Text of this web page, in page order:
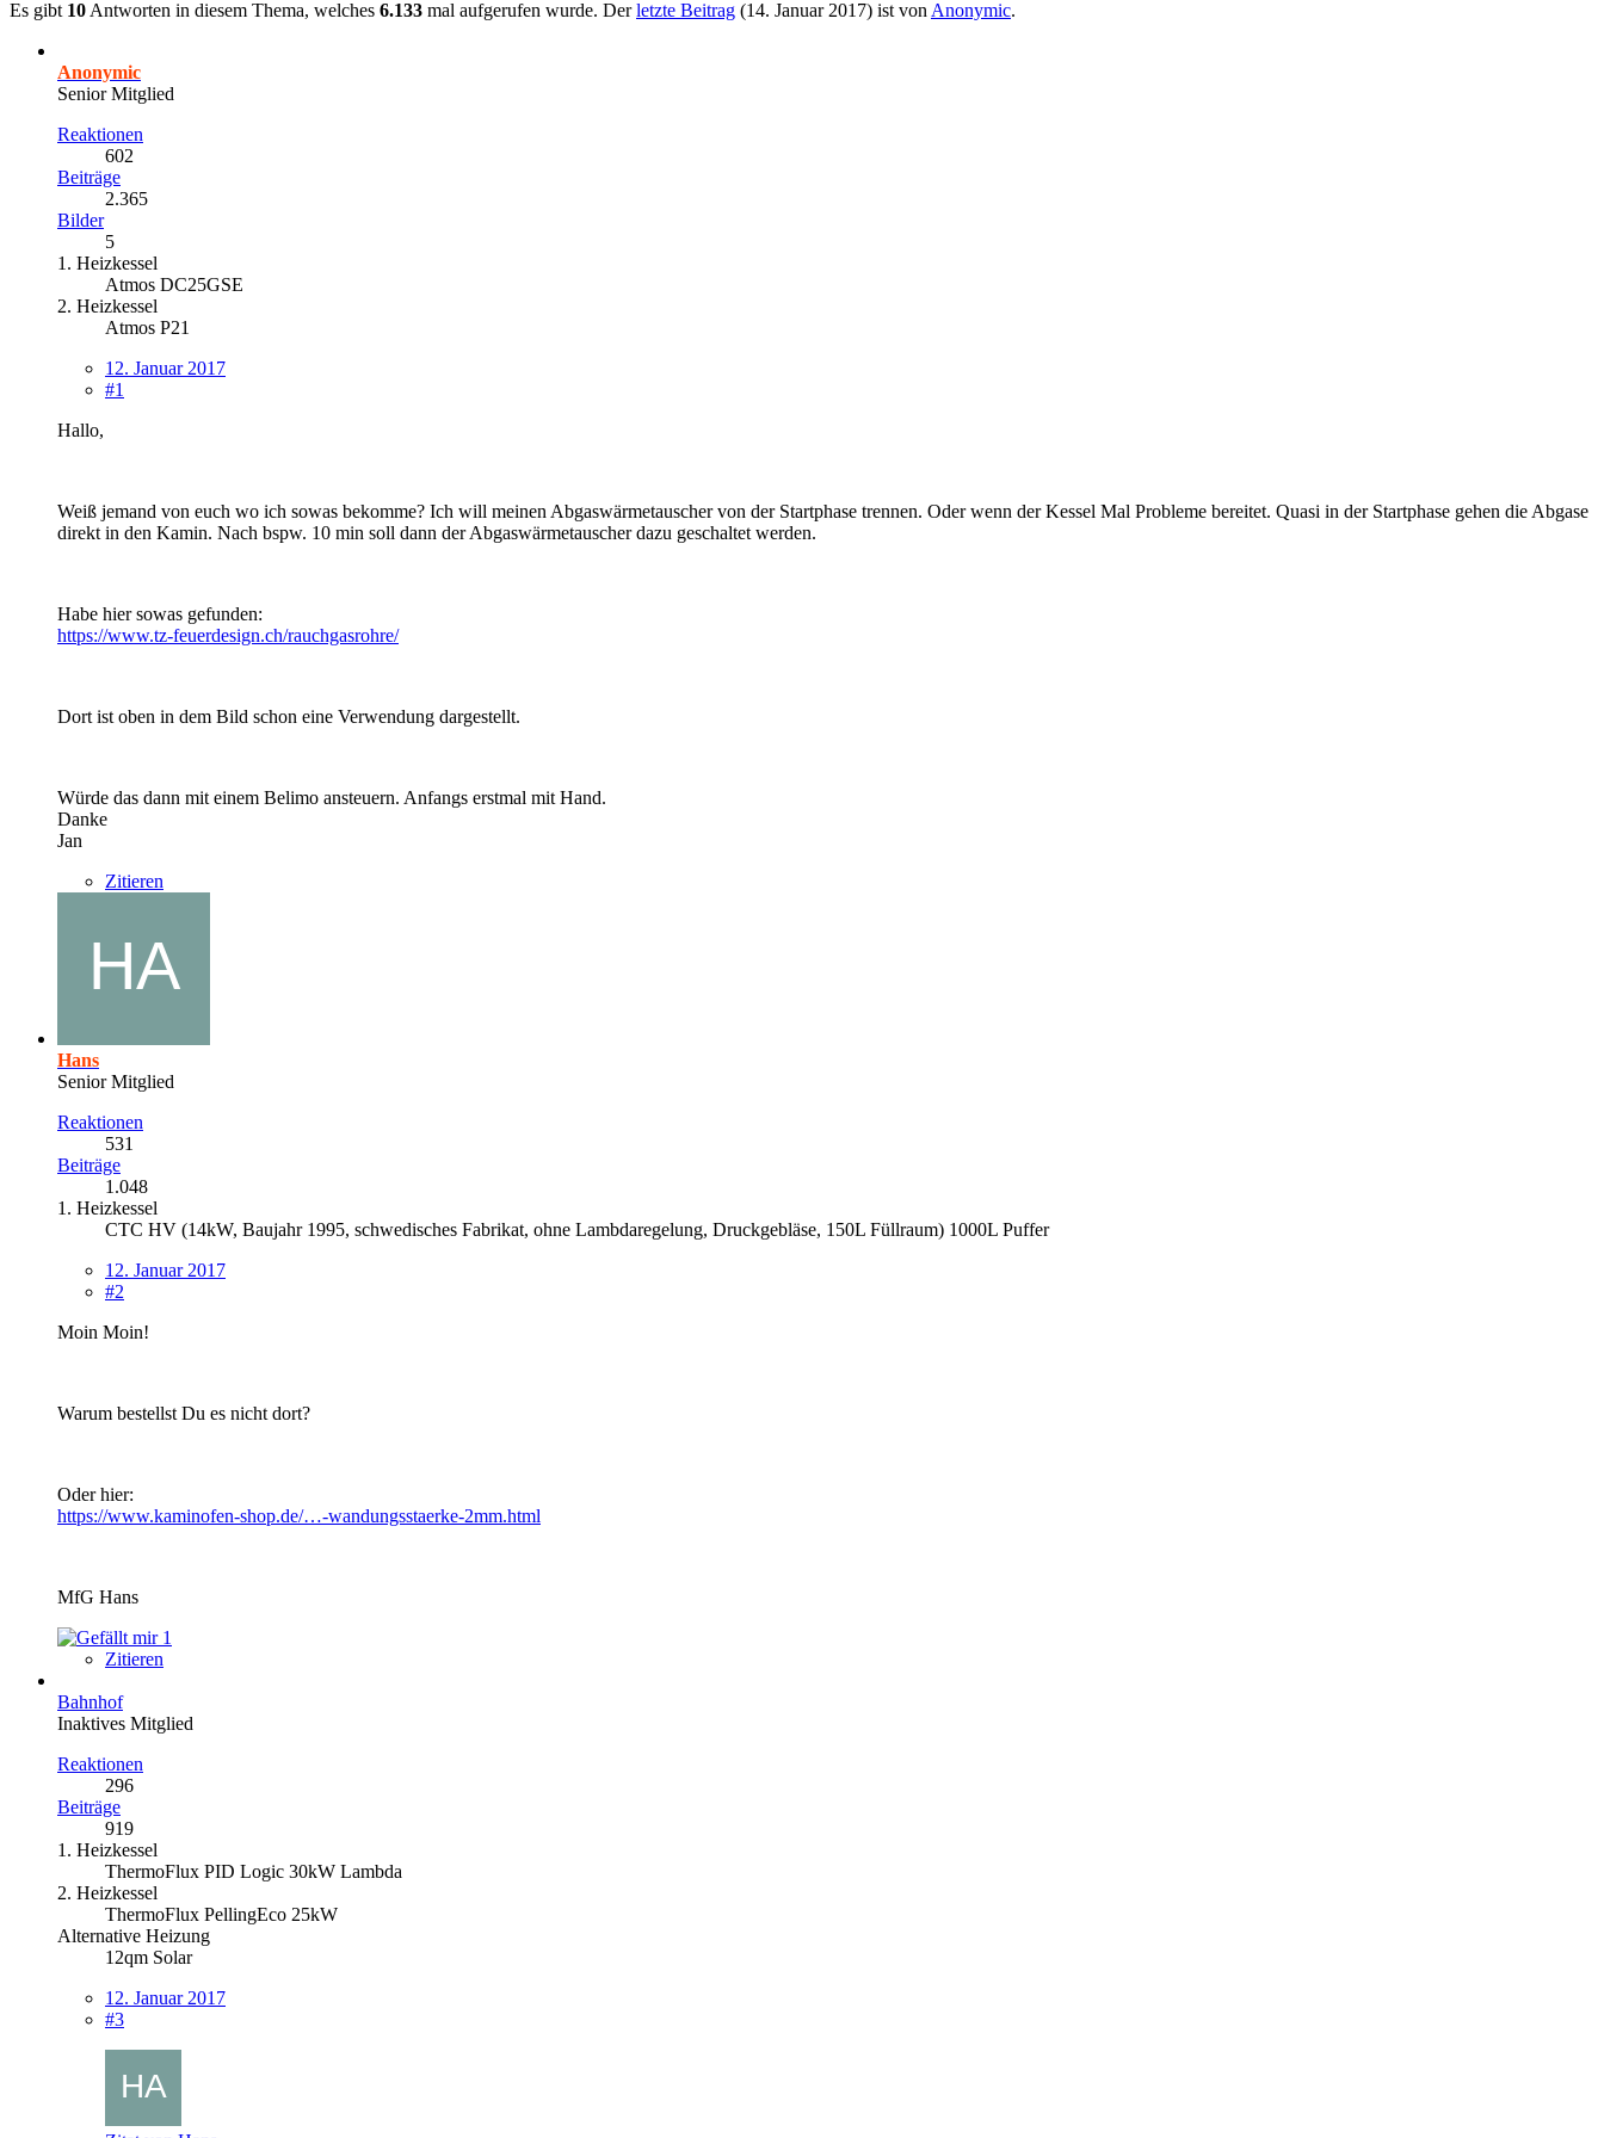
Es gibt 10 Antworten in diesem Thema, welches 6.133 mal aufgerufen wurde. Derletzte Beitrag (14. Januar 2017) ist von Anonymic.
Anonymic
Senior Mitglied
Reaktionen
602
Beiträge
2.365
Bilder
5
1. Heizkessel
Atmos DC25GSE
2. Heizkessel
Atmos P21
12. Januar 2017
#1
Hallo,
Weiß jemand von euch wo ich sowas bekomme? Ich will meinen Abgaswärmetauscher von der Startphase trennen. Oder wenn der Kessel Mal Probleme bereitet. Quasi in der Startphase gehen die Abgase
direkt in den Kamin. Nach bspw. 10 min soll dann der Abgaswärmetauscher dazu geschaltet werden.
Habe hier sowas gefunden:
https://www.tz-feuerdesign.ch/rauchgasrohre/
Dort ist oben in dem Bild schon eine Verwendung dargestellt.
Würde das dann mit einem Belimo ansteuern. Anfangs erstmal mit Hand.
Danke
Jan
Zitieren
Hans
Senior Mitglied
Reaktionen
531
Beiträge
1.048
1. Heizkessel
CTC HV (14kW, Baujahr 1995, schwedisches Fabrikat, ohne Lambdaregelung, Druckgebläse, 150L Füllraum) 1000L Puffer
12. Januar 2017
#2
Moin Moin!
Warum bestellst Du es nicht dort?
Oder hier:
https://www.kaminofen-shop.de/…-wandungsstaerke-2mm.html
MfG Hans
1
Zitieren
Bahnhof
Inaktives Mitglied
Reaktionen
296
Beiträge
919
1. Heizkessel
ThermoFlux PID Logic 30kW Lambda
2. Heizkessel
ThermoFlux PellingEco 25kW
Alternative Heizung
12qm Solar
12. Januar 2017
#3